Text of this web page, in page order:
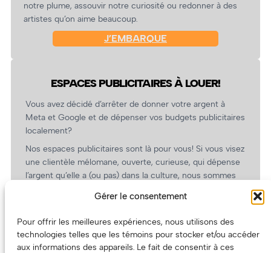
Gérer le consentement
Pour offrir les meilleures expériences, nous utilisons des
technologies telles que les témoins pour stocker et/ou accéder
aux informations des appareils. Le fait de consentir à ces
notre plume, assouvir notre curiosité ou redonner à des
artistes qu’on aime beaucoup.
J’EMBARQUE
ESPACES PUBLICITAIRES À LOUER!
Vous avez décidé d’arrêter de donner votre argent à
Meta et Google et de dépenser vos budgets publicitaires
localement?
Nos espaces publicitaires sont là pour vous! Si vous visez
une clientèle mélomane, ouverte, curieuse, qui dépense
l’argent qu’elle a (ou pas) dans la culture, nous sommes
revient.
(Oui, on va avoir des tarifs spéciaux pour vous, les